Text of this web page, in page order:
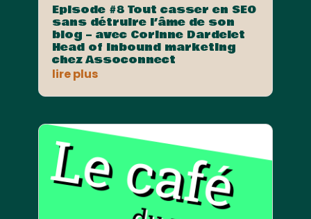
Episode #8 Tout casser en SEO
sans détruire l’âme de son
blog – avec Corinne Dardelet
Head of Inbound marketing
chez Assoconnect
lire plus